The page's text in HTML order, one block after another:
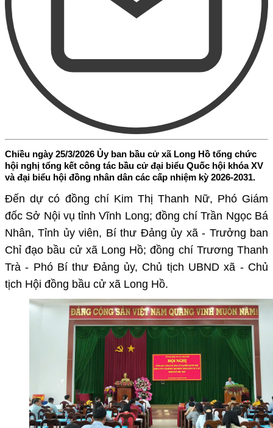
Chiều ngày 25/3/2026 Ủy ban bầu cử xã Long Hồ tổng chức
hội nghị tổng kết công tác bầu cử đại biểu Quốc hội khóa XV
và đại biểu hội đồng nhân dân các cấp nhiệm kỳ 2026-2031.
Đến dự có đồng chí Kim Thị Thanh Nữ, Phó Giám
đốc Sở Nội vụ tỉnh Vĩnh Long; đồng chí Trần Ngọc Bá
Nhân, Tỉnh ủy viên, Bí thư Đảng ủy xã - Trưởng ban
Chỉ đạo bầu cử xã Long Hồ; đồng chí Trương Thanh
Trà - Phó Bí thư Đảng ủy, Chủ tịch UBND xã - Chủ
tịch Hội đồng bầu cử xã Long Hồ.